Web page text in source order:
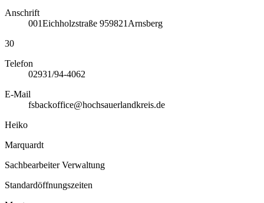
Anschrift
001Eichholzstraße 959821 Arnsberg
30
Telefon
02931/94-4062
E-Mail
fsbackoffice@hochsauerlandkreis.de
Heiko
Marquardt
Sachbearbeiter Verwaltung
Standardöffnungszeiten